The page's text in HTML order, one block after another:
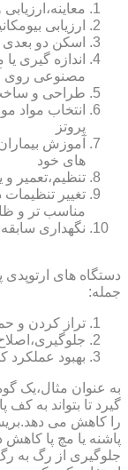
ارزیابی
اسکن دو بعدی
اندازه گیری
مصنوعی روی
طراحی و ساخت
انتخاب مواد
پروتز
آموزش
های خود
تنظیم،تعمیر و
تغییر
مناسب تر و
نگهداری
دستگاه های
جمله:
تراز کردن و
بهبود عملکرد
به عنوان مثال،یک
گیرد تا بتواند به
را کاهش می دهد.بریس
پاشنه یا مچ پا
جلوگیری از رگ به